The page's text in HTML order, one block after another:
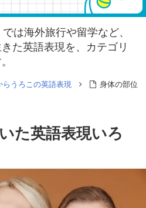
は海外旅行や留学など、
た英語表現を、 カテゴリ
らうろこの英語表現
身体の部位
た英語表現いろ